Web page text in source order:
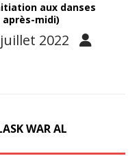
aux danses
midi)
2022
WAR AL